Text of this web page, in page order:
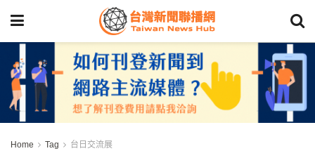
Home Tag 台日交流展